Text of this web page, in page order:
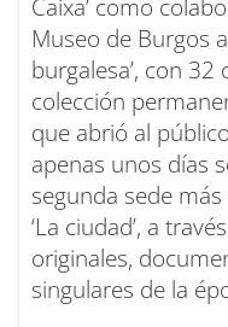
Caixa’ como
Museo de Burgos
burgalesa’, con
colección
que abrió al
apenas unos días
segunda sede
‘La ciudad’, a
originales,
singulares de la